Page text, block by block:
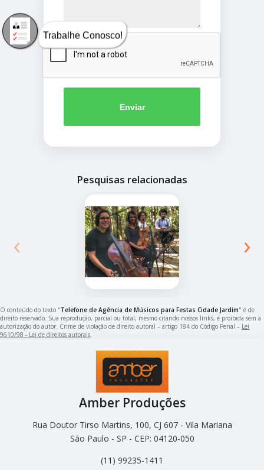
Enviar
Pesquisas relacionadas
‹ ›
O conteúdo do texto "Telefone de Agência de Músicos para Festas Cidade Jardim" é de
direito reservado. Sua reprodução, parcial ou total, mesmo citando nossos links, é proibida sem a
autorização do autor. Crime de violação de direito autoral – artigo 184 do Código Penal – Lei
9610/98 - Lei de direitos autorais.
Amber Produções
Rua Doutor Tirso Martins, 100, CJ 607 - Vila Mariana
São Paulo - SP - CEP: 04120-050
(11) 99235-1411
Trabalhe Conosco!